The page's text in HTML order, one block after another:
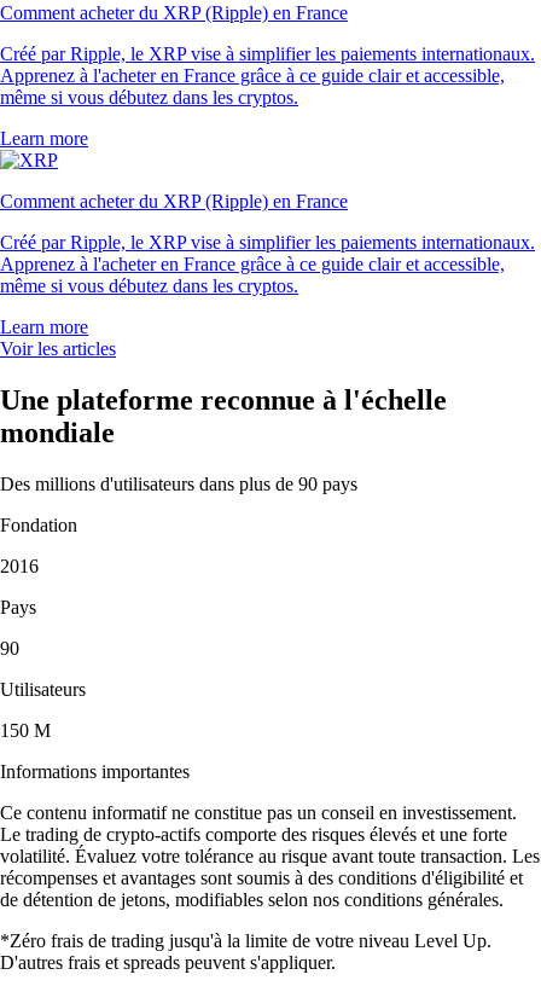
Comment acheter du XRP (Ripple) en France
Créé par Ripple, le XRP vise à simplifier les paiements internationaux.
Apprenez à l'acheter en France grâce à ce guide clair et accessible,
même si vous débutez dans les cryptos.
Learn more
Comment acheter du XRP (Ripple) en France
Créé par Ripple, le XRP vise à simplifier les paiements internationaux.
Apprenez à l'acheter en France grâce à ce guide clair et accessible,
même si vous débutez dans les cryptos.
Learn more
Voir les articles
Une plateforme reconnue à l'échelle
mondiale
Des millions d'utilisateurs dans plus de 90 pays
Fondation
2016
Pays
90
Utilisateurs
150 M
Informations importantes
Ce contenu informatif ne constitue pas un conseil en investissement.
Le trading de crypto-actifs comporte des risques élevés et une forte
volatilité. Évaluez votre tolérance au risque avant toute transaction. Les
récompenses et avantages sont soumis à des conditions d'éligibilité et
de détention de jetons, modifiables selon nos conditions générales.
*Zéro frais de trading jusqu'à la limite de votre niveau Level Up.
D'autres frais et spreads peuvent s'appliquer.